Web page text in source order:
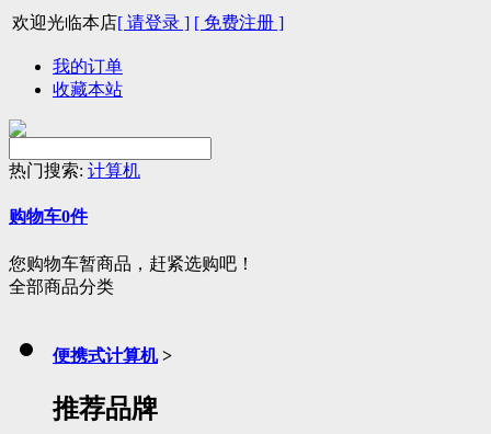
欢迎光临本店[ 请登录 ] [ 免费注册 ]
我的订单
收藏本站
热门搜索: 计算机
购物车0件
您购物车暂商品，赶紧选购吧！
全部商品分类
便携式计算机 >
推荐品牌